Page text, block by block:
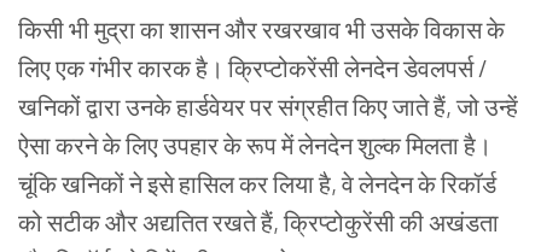
किसी भी मुद्रा का शासन और रखरखाव भी उसके विकास के
लिए एक गंभीर कारक है। क्रिप्टोकरेंसी लेनदेन डेवलपर्स /
खनिकों द्वारा उनके हार्डवेयर पर संग्रहीत किए जाते हैं, जो उन्हें
ऐसा करने के लिए उपहार के रूप में लेनदेन शुल्क मिलता है।
चूंकि खनिकों ने इसे हासिल कर लिया है, वे लेनदेन के रिकॉर्ड
को सटीक और अद्यतित रखते हैं, क्रिप्टोकुरेंसी की अखंडता